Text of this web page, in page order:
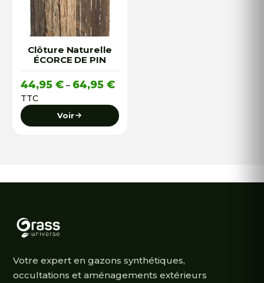
Clôture Naturelle
ÉCORCE DE PIN
44,95 € – 64,95 €
Plage
de
prix :
44,95 €
TTC
Voir
Votre expert en gazons synthétiques,
occultations et aménagements extérieurs